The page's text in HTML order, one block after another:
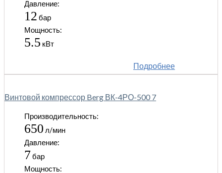
Давление:
12 бар
Мощность:
5.5 кВт
Подробнее
Винтовой компрессор Berg ВК-4РО-500 7
Производительность:
650 л/мин
Давление:
7бар
Мощность: